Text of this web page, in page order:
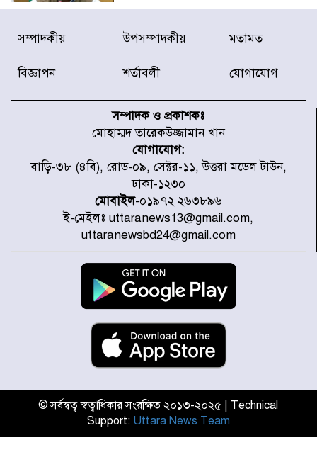
জুলাই গণঅভ্যুত্থানে আহত যোদ্ধা
উত্তরায় জুলাই গণঅভ্যুত্থানের ৯২
শহীদের তালিকা প্রকাশ করল JRA
জুলাই গণঅভ্যুত্থানে উত্তরায় সর্বকনিষ্ঠ
শহীদ জাবির ইব্রাহীম: এক শিশুর রক্তে
লেখা ইতিহাস
রাজধানীতে আজ বৃষ্টির সম্ভাবনা, যা
জানাল আবহাওয়া অধিদপ্তর
জুলাই গণঅভ্যুত্থানের অমর প্রতীক
শহীদ মীর মুগ্ধ
উত্তরা আজমপুরের রক্তাক্ত স্মৃতি: শহীদ
জুলাই স্মৃতি জাদুঘর উদ্বোধন করলেন
সম্পাদকীয় উপসম্পাদকীয় মতামত
বিজ্ঞাপন শর্তাবলী যোগাযোগ
সম্পাদক ও প্রকাশকঃ
মোহাম্মদ তারেকউজ্জামান খান
যোগাযোগ:
বাড়ি-৩৮ (৪বি), রোড-০৯, সেক্টর-১১, উত্তরা মডেল টাউন,
ঢাকা-১২৩০
মোবাইল-০১৯৭২ ২৬৩৮৯৬
ই-মেইলঃ uttaranews13@gmail.com,
uttaranewsbd24@gmail.com
© সর্বস্বত্ব স্বত্বাধিকার সংরক্ষিত ২০১৩-২০২৫ | Technical
Support: Uttara News Team